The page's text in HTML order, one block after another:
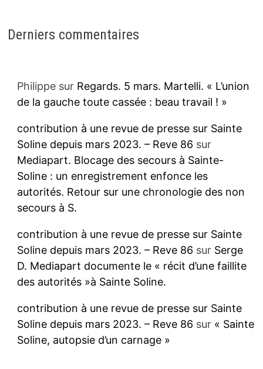
Derniers commentaires
Philippesur Regards. 5 mars. Martelli. « L’union
de la gauche toute cassée : beau travail ! »
contribution à une revue de presse sur Sainte
Soline depuis mars 2023. – Reve 86 sur
Mediapart. Blocage des secours à Sainte-
Soline : un enregistrement enfonce les
autorités. Retour sur une chronologie des non
secours à S.
contribution à une revue de presse sur Sainte
Soline depuis mars 2023. – Reve 86 sur Serge
D. Mediapart documente le « récit d’une faillite
des autorités »à Sainte Soline.
contribution à une revue de presse sur Sainte
Soline depuis mars 2023. – Reve 86 sur « Sainte
Soline, autopsie d’un carnage »